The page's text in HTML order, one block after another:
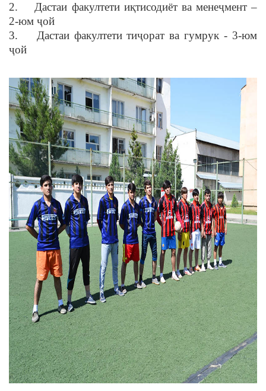
2. Дастаи факултети иқтисодиёт ва менеҷмент –
2-юм ҷой
3. Дастаи факултети тиҷорат ва гумрук - 3-юм
ҷой